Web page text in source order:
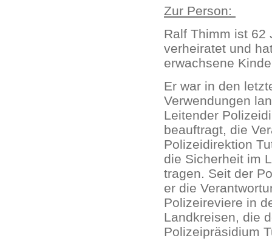
Zur Person:
Ralf Thimm ist 62
verheiratet und
erwachsene
Er war in den
Verwendungen
Leitender
beauftragt, die
Polizeidirektion
die Sicherheit im
tragen. Seit der
er die
Polizeireviere in
Landkreisen, die
Polizeipräsidium